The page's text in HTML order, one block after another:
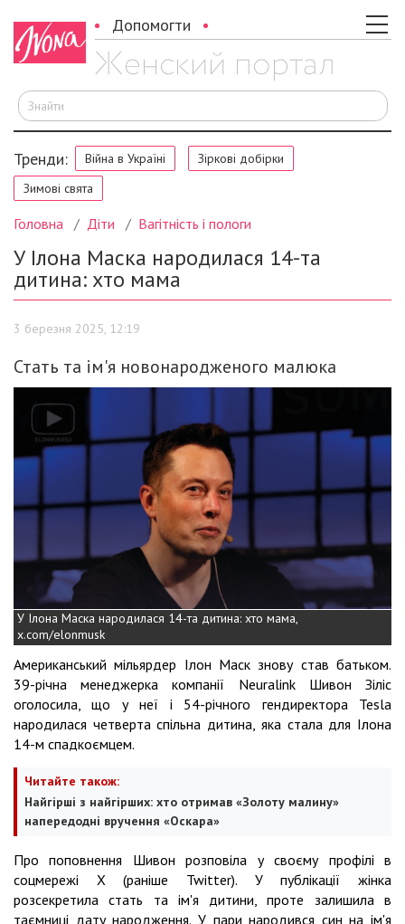
Допомогти
Тренди: Війна в Україні
Зіркові добірки
Зимові свята
Головна Діти Вагітність і пологи
У Ілона Маска народилася 14-та
дитина: хто мама
3 березня 2025, 12:19
Стать та ім'я новонародженого малюка
У Ілона Маска народилася 14-та дитина: хто мама,
x.com/elonmusk
Американський мільярдер Ілон Маск знову став батьком.
39-річна менеджерка компанії Neuralink Шивон Зіліс
оголосила, що у неї і 54-річного гендиректора Tesla
народилася четверта спільна дитина, яка стала для Ілона
14-м спадкоємцем.
Читайте також:
Найгірші з найгірших: хто отримав «Золоту малину»
напередодні вручення «Оскара»
Про поповнення Шивон розповіла у своєму профілі в
соцмережі X (раніше Twitter). У публікації жінка
розсекретила стать та ім'я дитини, проте залишила в
таємниці дату народження. У пари народився син на ім'я